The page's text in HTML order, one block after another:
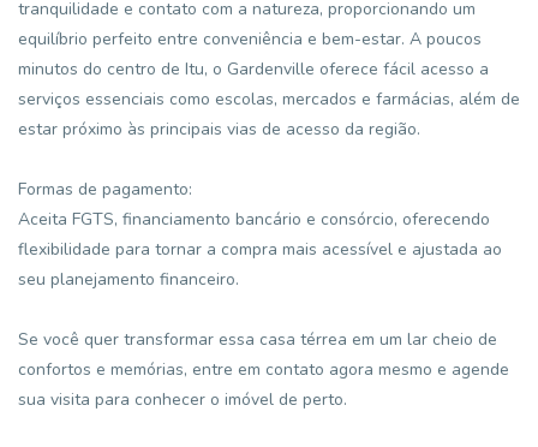
tranquilidade e contato com a natureza, proporcionando um
equilíbrio perfeito entre conveniência e bem-estar. A poucos
minutos do centro de Itu, o Gardenville oferece fácil acesso a
serviços essenciais como escolas, mercados e farmácias, além de
estar próximo às principais vias de acesso da região.
Formas de pagamento:
Aceita FGTS, financiamento bancário e consórcio, oferecendo
flexibilidade para tornar a compra mais acessível e ajustada ao
seu planejamento financeiro.
Se você quer transformar essa casa térrea em um lar cheio de
confortos e memórias, entre em contato agora mesmo e agende
sua visita para conhecer o imóvel de perto.